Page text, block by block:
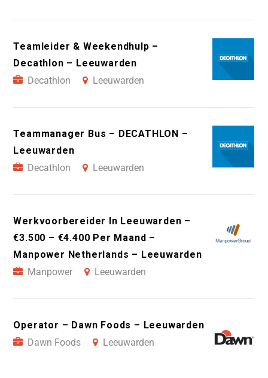
Teamleider & Weekendhulp –
Decathlon – Leeuwarden
Decathlon
Leeuwarden
Teammanager Bus – DECATHLON –
Leeuwarden
Decathlon
Leeuwarden
Werkvoorbereider In Leeuwarden –
€3.500 – €4.400 Per Maand –
Manpower Netherlands – Leeuwarden
Manpower
Leeuwarden
Operator – Dawn Foods – Leeuwarden
Dawn Foods
Leeuwarden